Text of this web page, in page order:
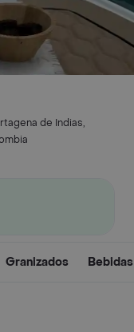
de Indias,
Granizados Bebidas